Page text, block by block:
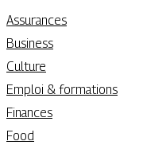
Assurances
Business
Culture
Emploi & formations
Finances
Food